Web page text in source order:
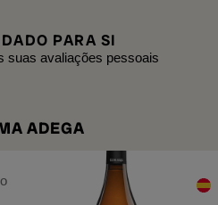
PARA SI
suas avaliações pessoais
ADEGA